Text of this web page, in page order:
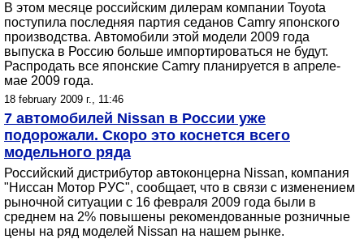
В этом месяце российским дилерам компании Toyota
поступила последняя партия седанов Camry японского
производства. Автомобили этой модели 2009 года
выпуска в Россию больше импортироваться не будут.
Распродать все японские Camry планируется в апреле-
мае 2009 года.
18 february 2009 г., 11:46
7 автомобилей Nissan в России уже
подорожали. Скоро это коснется всего
модельного ряда
Российский дистрибутор автоконцерна Nissan, компания
"Ниссан Мотор РУС", сообщает, что в связи с изменением
рыночной ситуации с 16 февраля 2009 года были в
среднем на 2% повышены рекомендованные розничные
цены на ряд моделей Nissan на нашем рынке.